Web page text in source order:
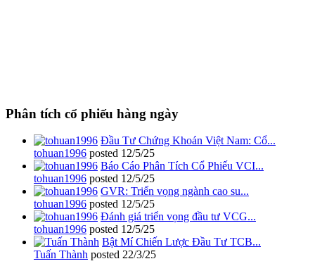
Phân tích cổ phiếu hàng ngày
Đầu Tư Chứng Khoán Việt Nam: Cổ...
tohuan1996 posted 12/5/25
Báo Cáo Phân Tích Cổ Phiếu VCI...
tohuan1996 posted 12/5/25
GVR: Triển vọng ngành cao su...
tohuan1996 posted 12/5/25
Đánh giá triển vọng đầu tư VCG...
tohuan1996 posted 12/5/25
Bật Mí Chiến Lược Đầu Tư TCB...
Tuấn Thành posted 22/3/25